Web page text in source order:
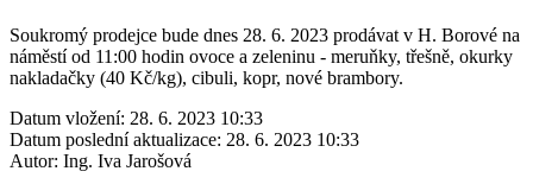
Soukromý prodejce bude dnes 28. 6. 2023 prodávat v H. Borové na
náměstí od 11:00 hodin ovoce a zeleninu - meruňky, třešně, okurky
nakladačky (40 Kč/kg), cibuli, kopr, nové brambory.
Datum vložení: 28. 6. 2023 10:33
Datum poslední aktualizace: 28. 6. 2023 10:33
Autor: Ing. Iva Jarošová